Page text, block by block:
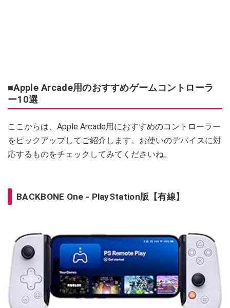
■Apple Arcade用のおすすめゲームコントローラ
ー10選
ここからは、Apple Arcade用におすすめのコントローラー
をピックアップしてご紹介します。お使いのデバイスに対
応するものをチェックしてみてくださいね。
BACKBONE One - PlayStation版【有線】